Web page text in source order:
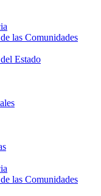
las Comunidades
Estado
las Comunidades